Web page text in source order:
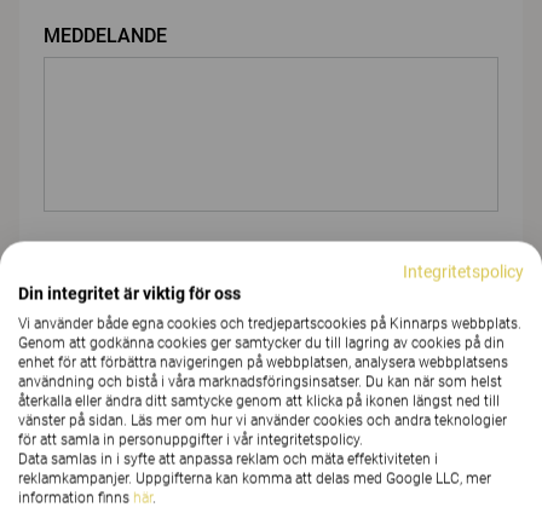
MEDDELANDE
Du
FÖRNAMN *
Integritetspolicy
Din integritet är viktig för oss
Vi använder både egna cookies och tredjepartscookies på Kinnarps webbplats.
Genom att godkänna cookies ger samtycker du till lagring av cookies på din
enhet för att förbättra navigeringen på webbplatsen, analysera webbplatsens
användning och bistå i våra marknadsföringsinsatser. Du kan när som helst
återkalla eller ändra ditt samtycke genom att klicka på ikonen längst ned till
vänster på sidan. Läs mer om hur vi använder cookies och andra teknologier
för att samla in personuppgifter i vår integritetspolicy.
Data samlas in i syfte att anpassa reklam och mäta effektiviteten i
reklamkampanjer. Uppgifterna kan komma att delas med Google LLC, mer
information finns här.